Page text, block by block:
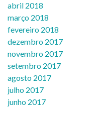
abril 2018
março 2018
fevereiro 2018
dezembro 2017
novembro 2017
setembro 2017
agosto 2017
julho 2017
junho 2017